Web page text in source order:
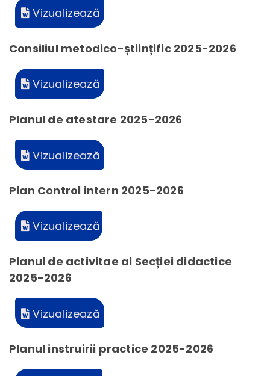
Vizualizează
Consiliul metodico-științific 2025-2026
Vizualizează
Planul de atestare 2025-2026
Vizualizează
Plan Control intern 2025-2026
Vizualizează
Planul de activitae al Secției didactice
2025-2026
Vizualizează
Planul instruirii practice 2025-2026